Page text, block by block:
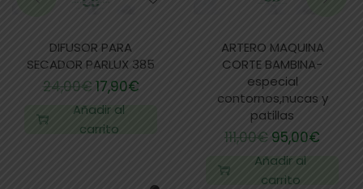
DIFUSOR PARA
SECADOR PARLUX 385
24,00€ 17,90€
Añadir al
carrito
ARTERO MAQUINA
CORTE BAMBINA-
especial
contornos,nucas y
patillas
111,00€ 95,00€
Añadir al
carrito